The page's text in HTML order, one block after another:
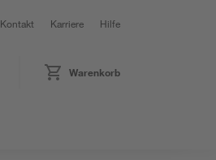
Kontakt Karriere Hilfe
Warenkorb